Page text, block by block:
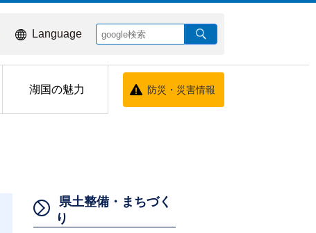
Language
湖国の魅力 防災・災害情報
県土整備・まちづく
り